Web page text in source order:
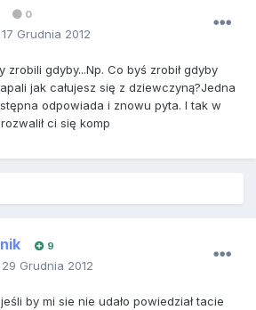
0
17 Grudnia 2012
zrobili gdyby...Np. Co byś zrobił gdyby
jak całujesz się z dziewczyną?Jedna
odpowiada i znowu pyta. I tak w
ci się komp
9
29 Grudnia 2012
by mi sie nie udało powiedział tacie